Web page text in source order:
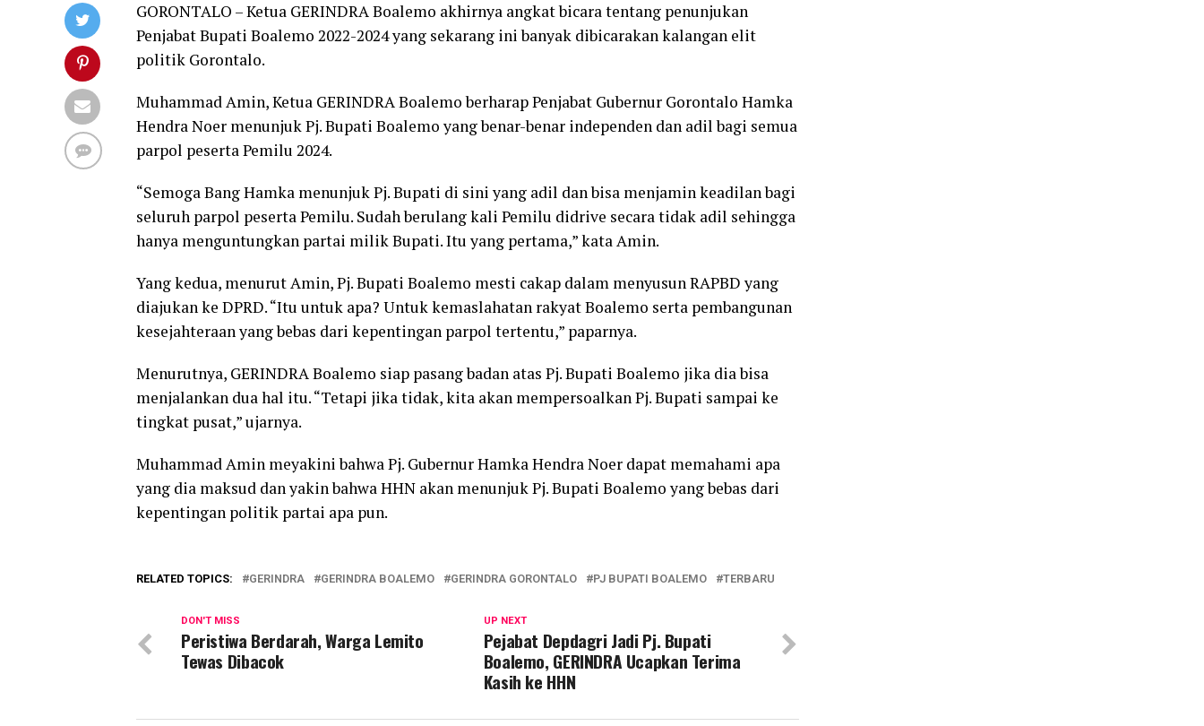
GORONTALO – Ketua GERINDRA Boalemo akhirnya angkat bicara tentang penunjukan
Penjabat Bupati Boalemo 2022-2024 yang sekarang ini banyak dibicarakan kalangan elit
politik Gorontalo.
Muhammad Amin, Ketua GERINDRA Boalemo berharap Penjabat Gubernur Gorontalo Hamka
Hendra Noer menunjuk Pj. Bupati Boalemo yang benar-benar independen dan adil bagi semua
parpol peserta Pemilu 2024.
“Semoga Bang Hamka menunjuk Pj. Bupati di sini yang adil dan bisa menjamin keadilan bagi
seluruh parpol peserta Pemilu. Sudah berulang kali Pemilu didrive secara tidak adil sehingga
hanya menguntungkan partai milik Bupati. Itu yang pertama,” kata Amin.
Yang kedua, menurut Amin, Pj. Bupati Boalemo mesti cakap dalam menyusun RAPBD yang
diajukan ke DPRD. “Itu untuk apa? Untuk kemaslahatan rakyat Boalemo serta pembangunan
kesejahteraan yang bebas dari kepentingan parpol tertentu,” paparnya.
Menurutnya, GERINDRA Boalemo siap pasang badan atas Pj. Bupati Boalemo jika dia bisa
menjalankan dua hal itu. “Tetapi jika tidak, kita akan mempersoalkan Pj. Bupati sampai ke
tingkat pusat,” ujarnya.
Muhammad Amin meyakini bahwa Pj. Gubernur Hamka Hendra Noer dapat memahami apa
yang dia maksud dan yakin bahwa HHN akan menunjuk Pj. Bupati Boalemo yang bebas dari
kepentingan politik partai apa pun.
RELATED TOPICS: GERINDRA GERINDRA BOALEMO GERINDRA GORONTALO PJ BUPATI BOALEMO TERBARU
UP NEXT
Pejabat Depdagri Jadi Pj. Bupati
Boalemo, GERINDRA Ucapkan Terima
Kasih ke HHN
DON'T MISS
Peristiwa Berdarah, Warga Lemito
Tewas Dibacok